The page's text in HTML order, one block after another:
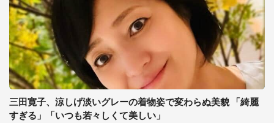
三田寛子、涼しげ淡いグレーの着物姿で変わらぬ美貌 「綺麗
すぎる」「いつも若々しくて美しい」